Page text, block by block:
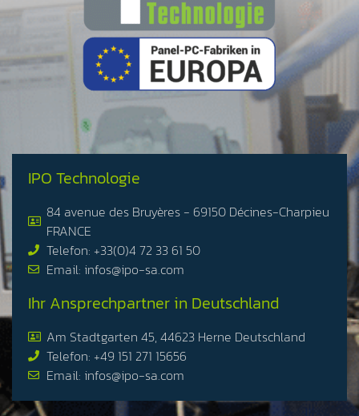
IPO Technologie
84 avenue des Bruyères - 69150 Décines-Charpieu
FRANCE
Telefon: +33(0)4 72 33 61 50
Email: infos@ipo-sa.com
Ihr Ansprechpartner in Deutschland
Am Stadtgarten 45, 44623 Herne Deutschland
Telefon: +49 151 271 15656
Email: infos@ipo-sa.com